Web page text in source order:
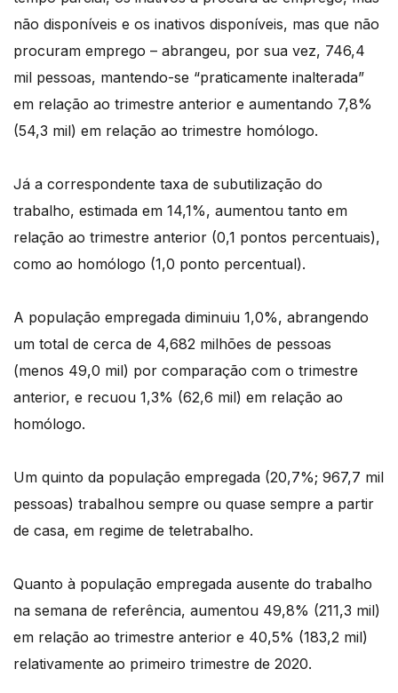
não disponíveis e os inativos disponíveis, mas que não
procuram emprego – abrangeu, por sua vez, 746,4
mil pessoas, mantendo-se “praticamente inalterada”
em relação ao trimestre anterior e aumentando 7,8%
(54,3 mil) em relação ao trimestre homólogo.
Já a correspondente taxa de subutilização do
trabalho, estimada em 14,1%, aumentou tanto em
relação ao trimestre anterior (0,1 pontos percentuais),
como ao homólogo (1,0 ponto percentual).
A população empregada diminuiu 1,0%, abrangendo
um total de cerca de 4,682 milhões de pessoas
(menos 49,0 mil) por comparação com o trimestre
anterior, e recuou 1,3% (62,6 mil) em relação ao
homólogo.
Um quinto da população empregada (20,7%; 967,7 mil
pessoas) trabalhou sempre ou quase sempre a partir
de casa, em regime de teletrabalho.
Quanto à população empregada ausente do trabalho
na semana de referência, aumentou 49,8% (211,3 mil)
em relação ao trimestre anterior e 40,5% (183,2 mil)
relativamente ao primeiro trimestre de 2020.